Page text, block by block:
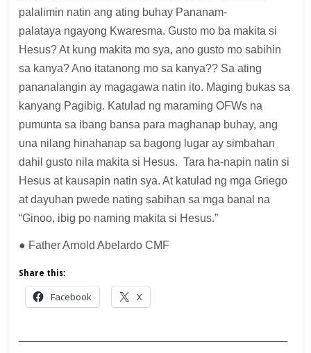
palalimin natin ang ating buhay Pananam-
palataya ngayong Kwaresma. Gusto mo ba makita si
Hesus? At kung makita mo sya, ano gusto mo sabihin
sa kanya? Ano itatanong mo sa kanya?? Sa ating
pananalangin ay magagawa natin ito. Maging bukas sa
kanyang Pagibig. Katulad ng maraming OFWs na
pumunta sa ibang bansa para maghanap buhay, ang
una nilang hinahanap sa bagong lugar ay simbahan
dahil gusto nila makita si Hesus. Tara ha-napin natin si
Hesus at kausapin natin sya. At katulad ng mga Griego
at dayuhan pwede nating sabihan sa mga banal na
“Ginoo, ibig po naming makita si Hesus.”
● Father Arnold Abelardo CMF
Share this:
Facebook X